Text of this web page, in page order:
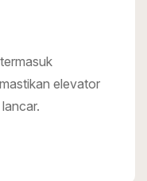
elevator